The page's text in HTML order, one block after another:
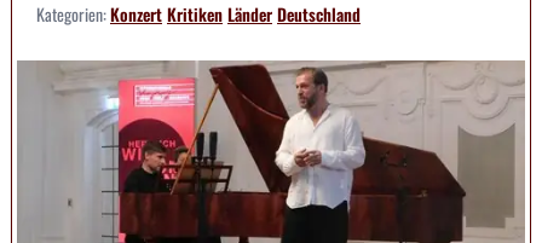
Kategorien:KonzertKritikenLänderDeutschland